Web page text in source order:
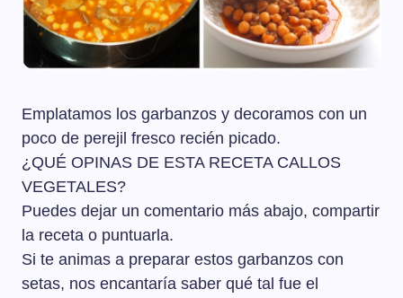
Emplatamos los garbanzos y decoramos con un
poco de perejil fresco recién picado.
¿QUÉ OPINAS DE ESTA RECETA CALLOS
VEGETALES?
Puedes dejar un comentario más abajo, compartir
la receta o puntuarla.
Si te animas a preparar estos garbanzos con
setas, nos encantaría saber qué tal fue el